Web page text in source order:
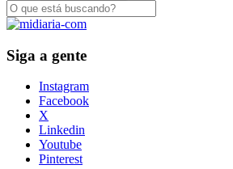
Siga a gente
Instagram
Facebook
X
Linkedin
Youtube
Pinterest